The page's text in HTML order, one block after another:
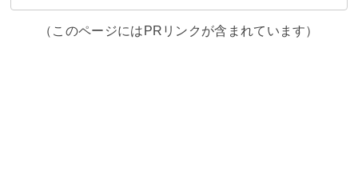
（このページにはPRリンクが含まれています）